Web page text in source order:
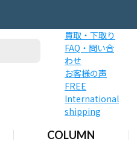
買取・下取り
FAQ・問い合
わせ
お客様の声
FREE
International
shipping
COLUMN